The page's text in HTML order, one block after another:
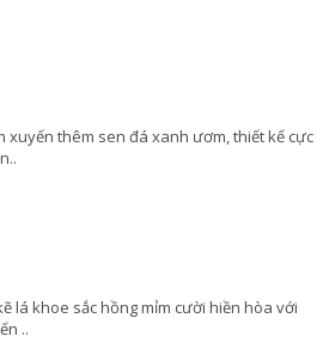
xuyến thêm sen đá xanh ươm, thiết kế cực
lá khoe sắc hồng mỉm cười hiền hòa với
..